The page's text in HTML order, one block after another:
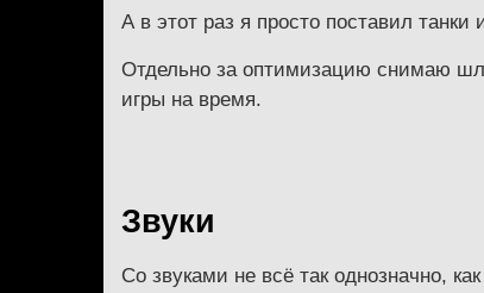
А в этот раз я просто поставил танки
Отдельно за оптимизацию снимаю
игры на время.
Звуки
Со звуками не всё так однозначно,